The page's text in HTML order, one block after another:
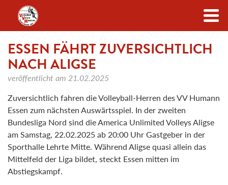
Zum Inhalt
ESSEN FÄHRT ZUVERSICHTLICH
NACH ALIGSE
veröffentlicht am 21.02.2025
Zuversichtlich fahren die Volleyball-Herren des VV Humann
Essen zum nächsten Auswärtsspiel. In der zweiten
Bundesliga Nord sind die America Unlimited Volleys Aligse
am Samstag, 22.02.2025 ab 20:00 Uhr Gastgeber in der
Sporthalle Lehrte Mitte. Während Aligse quasi allein das
Mittelfeld der Liga bildet, steckt Essen mitten im
Abstiegskampf.